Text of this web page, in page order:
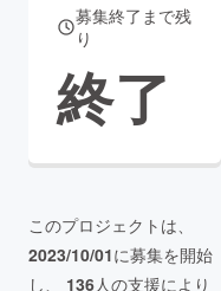
募集終了まで残
り
終了
このプロジェクトは、
2023/10/01に募集を開始
し、 136人の支援により